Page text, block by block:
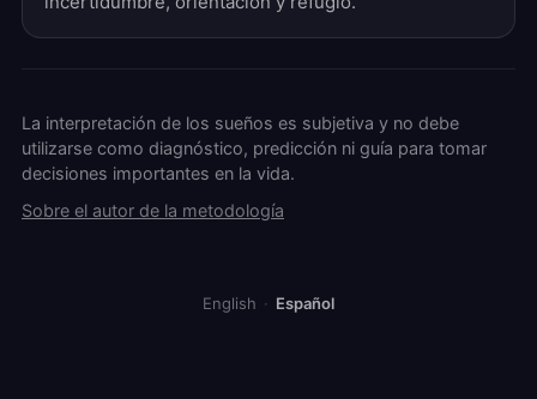
La interpretación de los sueños es subjetiva y no debe
utilizarse como diagnóstico, predicción ni guía para tomar
decisiones importantes en la vida.
Sobre el autor de la metodología
English · Español